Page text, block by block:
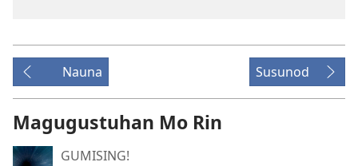
Nauna Susunod
Magugustuhan Mo Rin
GUMISING!